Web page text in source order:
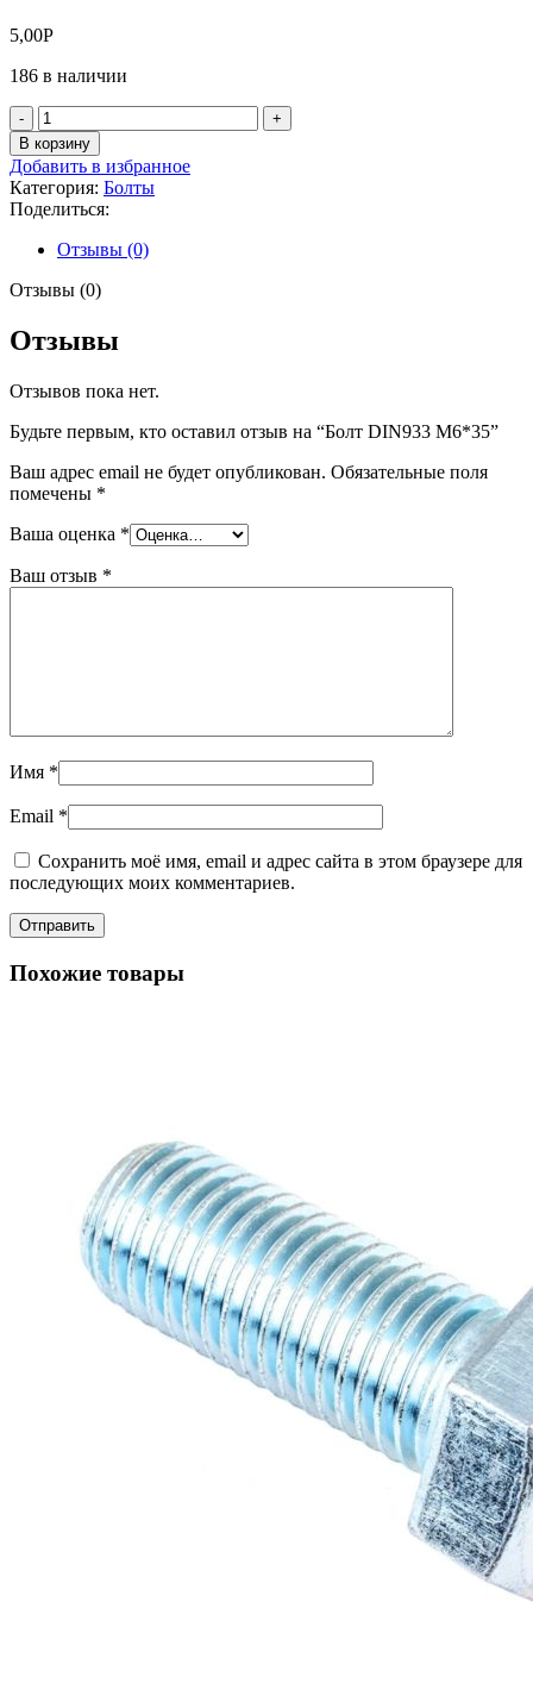
5,00Р
186 в наличии
Количество
товара
Болт
DIN933
М6*35
В корзину
Добавить в избранное
Категория: Болты
Поделиться:
Отзывы (0)
Отзывы (0)
Отзывы
Отзывов пока нет.
Будьте первым, кто оставил отзыв на “Болт DIN933 М6*35”
Ваш адрес email не будет опубликован. Обязательные поля
помечены *
Ваша оценка *
Ваш отзыв *
Имя *
Email *
Сохранить моё имя, email и адрес сайта в этом браузере для
последующих моих комментариев.
Похожие товары